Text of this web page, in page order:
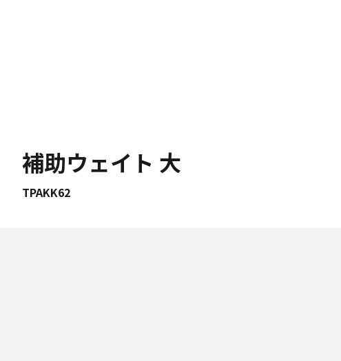
補助ウェイト 大
TPAKK62